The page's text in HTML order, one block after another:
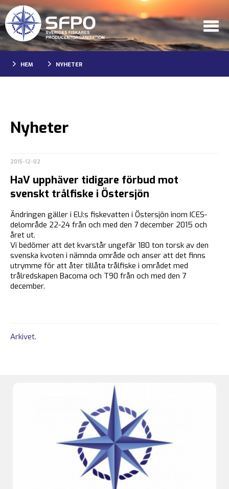
HEM NYHETER
Nyheter
2015-12-02
HaV upphäver tidigare förbud mot
svenskt trålfiske i Östersjön
Ändringen gäller i EU:s fiskevatten i Östersjön inom ICES-
delområde 22-24 från och med den 7 december 2015 och
året ut.
Vi bedömer att det kvarstår ungefär 180 ton torsk av den
svenska kvoten i nämnda område och anser att det finns
utrymme för att åter tillåta trålfiske i området med
trålredskapen Bacoma och T90 från och med den 7
december.
Arkivet.